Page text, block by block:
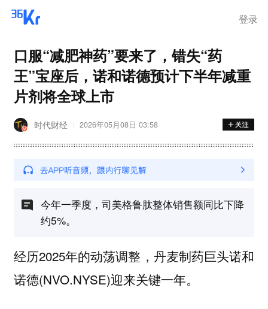
登录
口服“减肥神药”要来了，错失“药
王”宝座后，诺和诺德预计下半年减重
片剂将全球上市
时代财经 2026年05月08日 03:58
今年一季度，司美格鲁肽整体销售额同比下降
约5%。
经历2025年的动荡调整，丹麦制药巨头诺和
诺德(NVO.NYSE)迎来关键一年。